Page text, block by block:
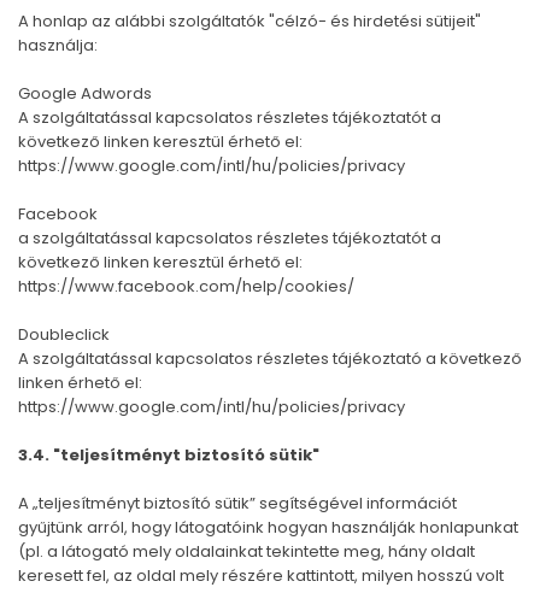
A honlap az alábbi szolgáltatók "célzó- és hirdetési sütijeit"
használja:
Google Adwords
A szolgáltatással kapcsolatos részletes tájékoztatót a
következő linken keresztül érhető el:
https://www.google.com/intl/hu/policies/privacy
Facebook
a szolgáltatással kapcsolatos részletes tájékoztatót a
következő linken keresztül érhető el:
https://www.facebook.com/help/cookies/
Doubleclick
A szolgáltatással kapcsolatos részletes tájékoztató a következő
linken érhető el:
https://www.google.com/intl/hu/policies/privacy
3.4. "teljesítményt biztosító sütik"
A „teljesítményt biztosító sütik” segítségével információt
gyűjtünk arról, hogy látogatóink hogyan használják honlapunkat
(pl. a látogató mely oldalainkat tekintette meg, hány oldalt
keresett fel, az oldal mely részére kattintott, milyen hosszú volt